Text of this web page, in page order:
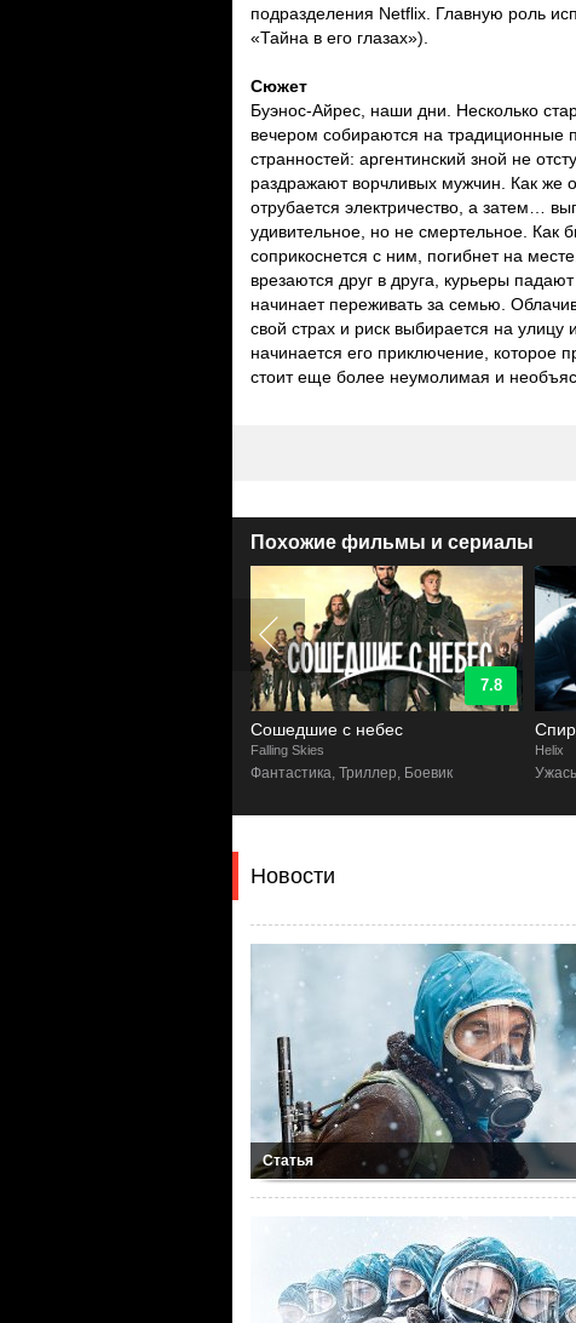
подразделения Netflix. Главную роль
«Тайна в его глазах»).
Сюжет
Буэнос-Айрес, наши дни. Несколько
вечером собираются на традиционные
странностей: аргентинский зной не
раздражают ворчливых мужчин. Как же
отрубается электричество, а затем…
удивительное, но не смертельное. Как
соприкоснется с ним, погибнет на
врезаются друг в друга, курьеры
начинает переживать за семью.
свой страх и риск выбирается на
начинается его приключение,
стоит еще более неумолимая и
Похожие фильмы и сериалы
7.8
Сошедшие с небес
Falling Skies
Фантастика, Триллер, Боевик
Helix
Новости
Статья